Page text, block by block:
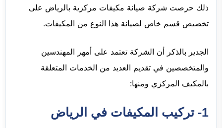
ذلك حرصت شركة صيانة مكيفات مركزية بالرياض على
تخصيص قسم خاص لصيانة هذا النوع من المكيفات.
الجدير بالذكر أن الشركة تعتمد على أمهر المهندسين
والمتخصصين في تقديم العديد من الخدمات المتعلقة
بالمكيف المركزي ومنها:
1- تركيب المكيفات في الرياض